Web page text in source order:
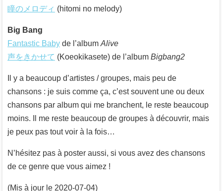
瞳のメロディ (hitomi no melody)
Big Bang
Fantastic Baby de l’album Alive
声をきかせて (Koeokikasete) de l’album Bigbang2
Il y a beaucoup d’artistes / groupes, mais peu de
chansons : je suis comme ça, c’est souvent une ou deux
chansons par album qui me branchent, le reste beaucoup
moins. Il me reste beaucoup de groupes à découvrir, mais
je peux pas tout voir à la fois…
N’hésitez pas à poster aussi, si vous avez des chansons
de ce genre que vous aimez !
(Mis à jour le 2020-07-04)